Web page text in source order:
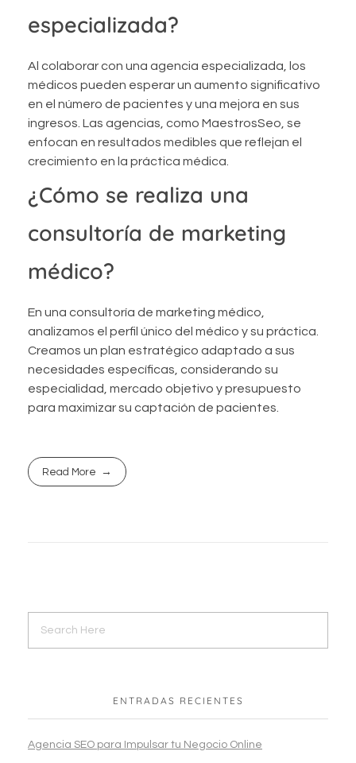
especializada?
Al colaborar con una agencia especializada, los
médicos pueden esperar un aumento significativo
en el número de pacientes y una mejora en sus
ingresos. Las agencias, como MaestrosSeo, se
enfocan en resultados medibles que reflejan el
crecimiento en la práctica médica.
¿Cómo se realiza una
consultoría de marketing
médico?
En una consultoría de marketing médico,
analizamos el perfil único del médico y su práctica.
Creamos un plan estratégico adaptado a sus
necesidades específicas, considerando su
especialidad, mercado objetivo y presupuesto
para maximizar su captación de pacientes.
Read More
ENTRADAS RECIENTES
Agencia SEO para Impulsar tu Negocio Online